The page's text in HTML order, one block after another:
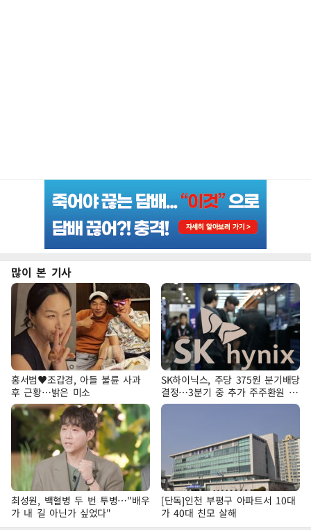
많이 본 기사
홍서범♥조갑경, 아들 불륜 사과
후 근황…밝은 미소
SK하이닉스, 주당 375원 분기배당
결정…3분기 중 추가 주주환원 발
표
최성원, 백혈병 두 번 투병…"배우
가 내 길 아닌가 싶었다"
[단독]인천 부평구 아파트서 10대
가 40대 친모 살해